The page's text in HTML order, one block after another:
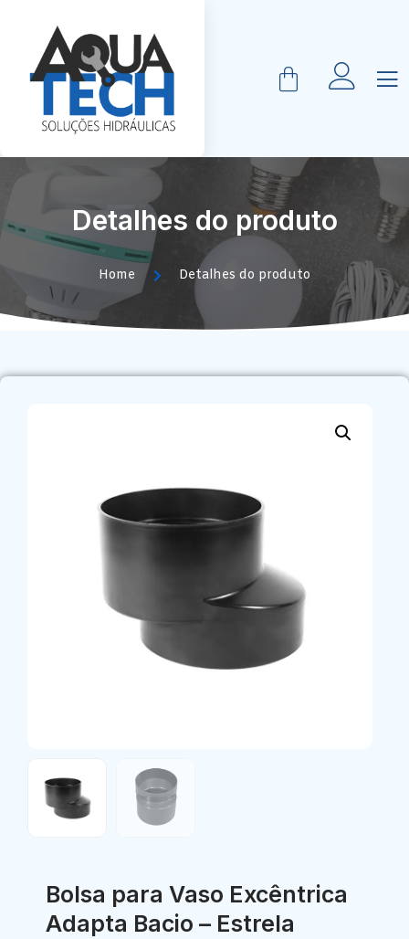
Detalhes do produto
Home Detalhes do produto
Bolsa para Vaso Excêntrica
Adapta Bacio – Estrela